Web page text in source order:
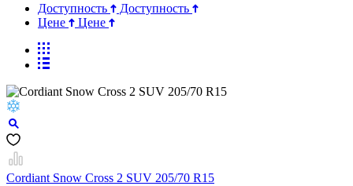
Доступность
Доступность
Цене
Цене
Cordiant Snow Cross 2 SUV 205/70 R15